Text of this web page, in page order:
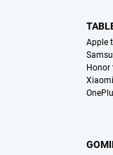
Apple
Honor